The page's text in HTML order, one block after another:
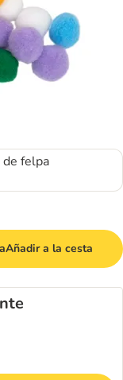
felpa
Añadir a la cesta